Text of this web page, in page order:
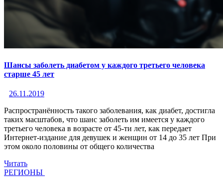
Шансы заболеть диабетом у каждого третьего человека
старше 45 лет
26.11.2019
Распространённость такого заболевания, как диабет, достигла
таких масштабов, что шанс заболеть им имеется у каждого
третьего человека в возрасте от 45-ти лет, как передает
Интернет-издание для девушек и женщин от 14 до 35 лет При
этом около половины от общего количества
Читать
РЕГИОНЫ